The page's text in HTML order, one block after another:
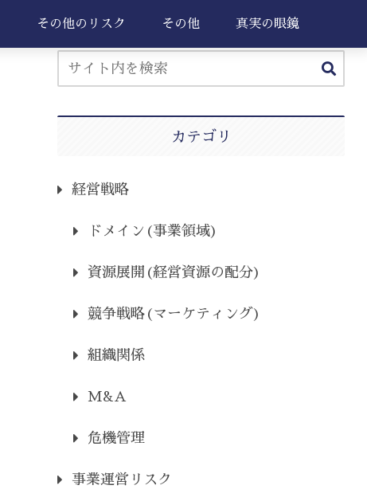
その他のリスク その他 真実の眼鏡
カテゴリ
経営戦略
ドメイン(事業領域)
資源展開(経営資源の配分)
競争戦略(マーケティング)
組織関係
M&A
危機管理
事業運営リスク